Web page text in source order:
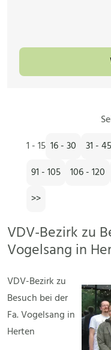
1 - 15 16 - 30 31 - 45
91 - 105
106 - 120
>>
VDV-Bezirk zu
Vogelsang in
VDV-Bezirk zu
Besuch bei der
Fa. Vogelsang in
Herten